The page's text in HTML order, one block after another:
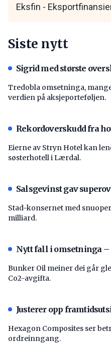
Eksfin -
Siste nytt
Sigrid med største
Tredobla omsetninga,
verdien på aksjeporteføljen.
Rekordoverskudd fra
Eierne av Stryn Hotel kan
søsterhotell i Lærdal.
Salsgevinst gav
Stad-konsernet med
milliard.
Nytt fall i omsetninga –
Bunker Oil meiner dei går
Co2-avgifta.
Justerer opp
Hexagon Composites ser
ordreinngang.